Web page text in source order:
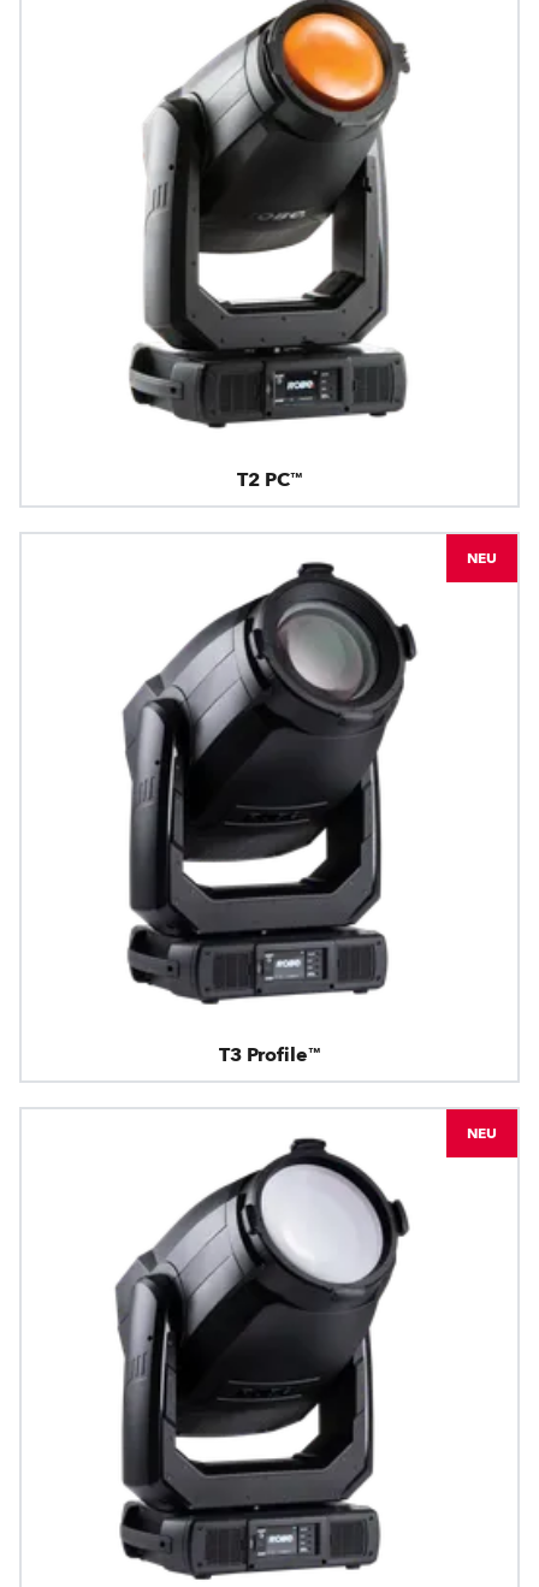
T2 PC™
T3 Profile™
NEU
NEU